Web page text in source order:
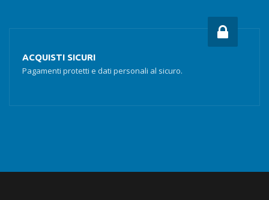
ACQUISTI SICURI
Pagamenti protetti e dati personali al sicuro.